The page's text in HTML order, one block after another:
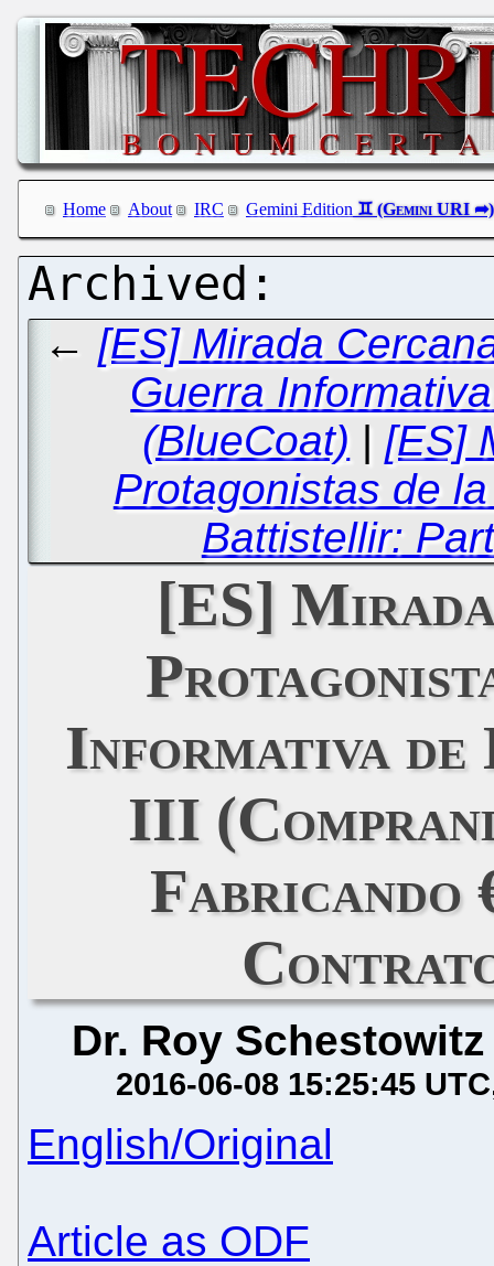
Home About IRC Gemini Edition
← [ES] Mirada
Guerra
(BlueCoat) | [ES]
Protagonistas de
Battistellir:
[ES]
Informativa
III
Fabricando
Dr. Roy Schestowitz
2016-06-08 15:25:45 UTC
English/Original
Article as ODF